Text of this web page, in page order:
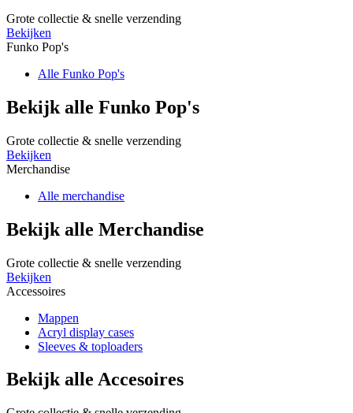
Grote collectie & snelle verzending
Bekijken
Funko Pop's
Alle Funko Pop's
Bekijk alle Funko Pop's
Grote collectie & snelle verzending
Bekijken
Merchandise
Alle merchandise
Bekijk alle Merchandise
Grote collectie & snelle verzending
Bekijken
Accessoires
Mappen
Acryl display cases
Sleeves & toploaders
Bekijk alle Accesoires